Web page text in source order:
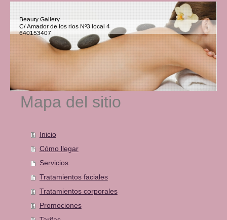
Beauty Gallery
C/ Amador de los rios Nº3 local 4
640153407
Mapa del sitio
Inicio
Cómo llegar
Servicios
Tratamientos faciales
Tratamientos corporales
Promociones